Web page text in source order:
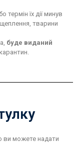
термін їх дії минув
тварини
буде виданий
ви можете надати